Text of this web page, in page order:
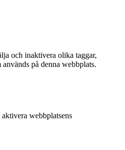
och inaktivera olika taggar,
på denna webbplats.
webbplatsens